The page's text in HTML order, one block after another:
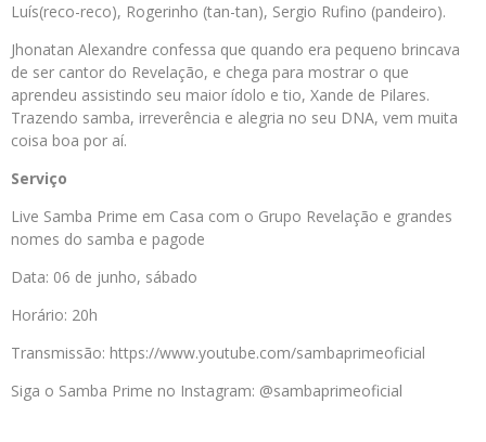
Luís(reco-reco), Rogerinho (tan-tan), Sergio Rufino (pandeiro).
Jhonatan Alexandre confessa que quando era pequeno brincava
de ser cantor do Revelação, e chega para mostrar o que
aprendeu assistindo seu maior ídolo e tio, Xande de Pilares.
Trazendo samba, irreverência e alegria no seu DNA, vem muita
coisa boa por aí.
Serviço
Live Samba Prime em Casa com o Grupo Revelação e grandes
nomes do samba e pagode
Data: 06 de junho, sábado
Horário: 20h
Transmissão: https://www.youtube.com/sambaprimeoficial
Siga o Samba Prime no Instagram: @sambaprimeoficial